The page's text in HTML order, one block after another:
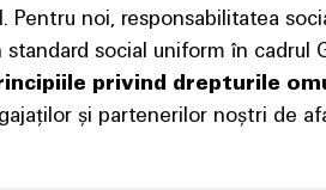
Pentru noi, responsabilitatea
standard social uniform în
privind drepturile
și partenerilor noștri de